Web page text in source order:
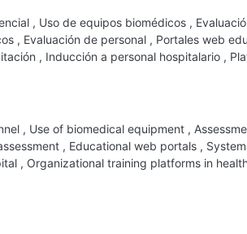
, Uso de equipos biomédicos ,
, Evaluación de personal , Portales web
, Inducción a personal hospitalario ,
, Use of biomedical equipment ,
, Educational web portals ,
, Organizational training platforms in